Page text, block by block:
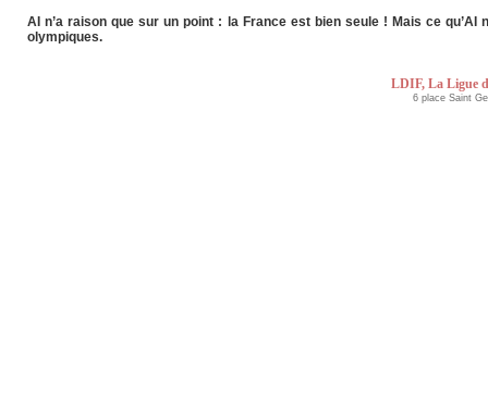
AI n’a raison que sur un point : la France est bien seule ! Mais ce
olympiques.
LDIF, La Ligue
6 place Saint